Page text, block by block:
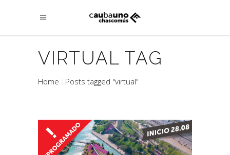
VIRTUAL TAG
Home Posts tagged "virtual"